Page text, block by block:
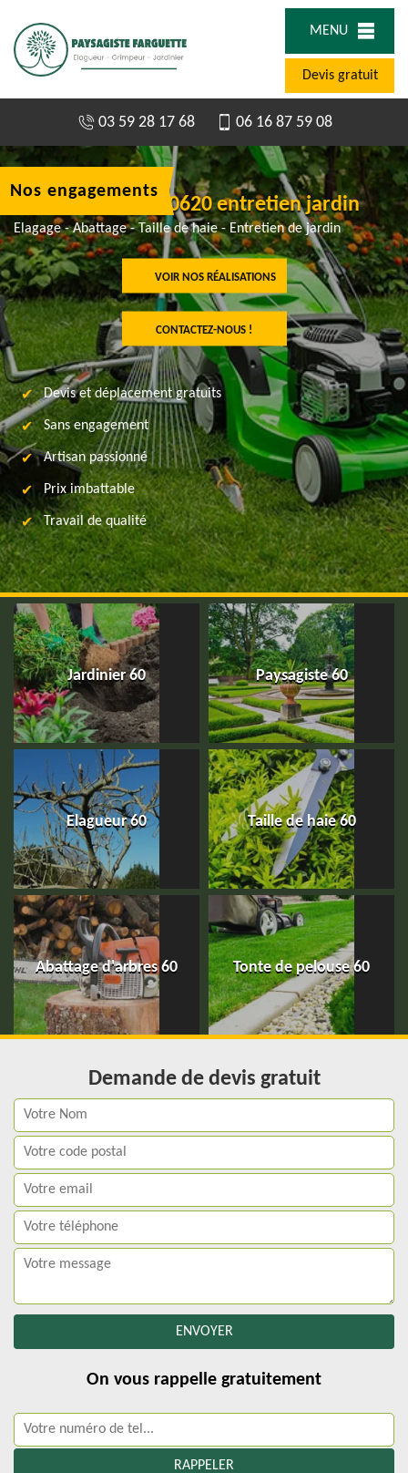
MENU
Devis gratuit
03 59 28 17 68 06 16 87 59 08
Jardinier à Betz 60620 entretien jardin
Elagage - Abattage - Taille de haie - Entretien de jardin
VOIR NOS RÉALISATIONS
CONTACTEZ-NOUS !
Nos engagements
Devis et déplacement gratuits
Sans engagement
Artisan passionné
Prix imbattable
Travail de qualité
Jardinier 60 Paysagiste 60
Elagueur 60 Taille de haie 60
Abattage d'arbres 60 Tonte de pelouse 60
Demande de devis gratuit
On vous rappelle gratuitement